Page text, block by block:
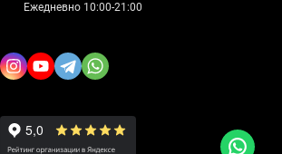
Ежедневно 10:00-21:00